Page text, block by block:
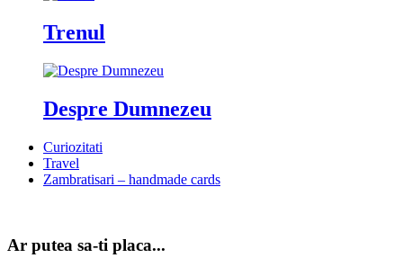
Trenul
Despre Dumnezeu
Curiozitati
Travel
Zambratisari – handmade cards
Ar putea sa-ti placa...